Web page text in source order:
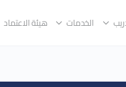
الخدمات هيئة الاعتماد